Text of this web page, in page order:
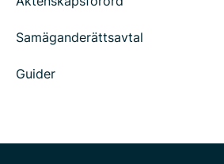
Samäganderättsavtal
Guider